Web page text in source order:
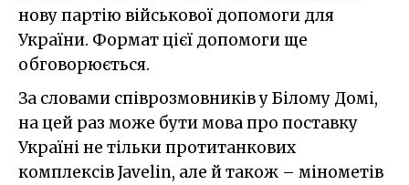
нову партію військової допомоги для
України. Формат цієї допомоги ще
обговорюється.
За словами співрозмовників у Білому Домі,
на цей раз може бути мова про поставку
Україні не тільки протитанкових
комплексів Javelin, але й також – мінометів